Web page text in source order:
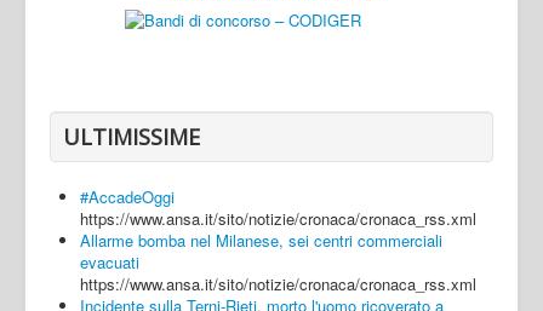
Caserta
Napoli
Salerno
Login
ULTIMISSIME
#AccadeOggi
https://www.ansa.it/sito/notizie/cronaca/cronaca_rss.xml
Allarme bomba nel Milanese, sei centri commerciali
evacuati
https://www.ansa.it/sito/notizie/cronaca/cronaca_rss.xml
Incidente sulla Terni-Rieti, morto l'uomo ricoverato a